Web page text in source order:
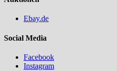
Ebay.de
Social Media
Facebook
Instagram